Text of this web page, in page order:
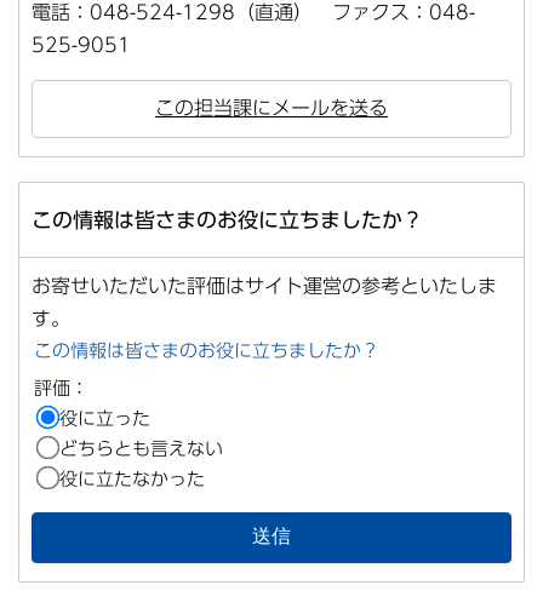
電話：048-524-1298（直通） ファクス：048-
525-9051
この担当課にメールを送る
この情報は皆さまのお役に立ちましたか？
お寄せいただいた評価はサイト運営の参考といたしま
す。
この情報は皆さまのお役に立ちましたか？
評価：
役に立った
どちらとも言えない
役に立たなかった